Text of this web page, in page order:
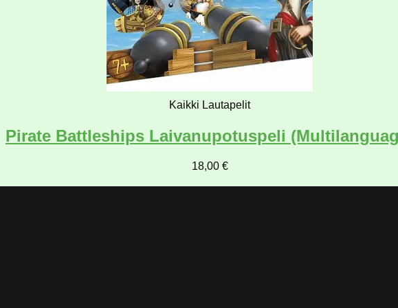
Kaikki Lautapelit
Pirate Battleships Laivanupotuspeli
18,00 €